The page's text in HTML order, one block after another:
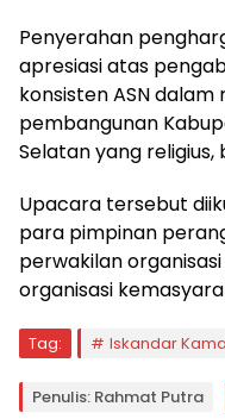
Penyerahan
apresiasi atas
konsisten ASN
pembangunan
Selatan yang
Upacara tersebut
para pimpinan
perwakilan
organisasi
Tag: Iskandar
Penulis: Rahmat Putra